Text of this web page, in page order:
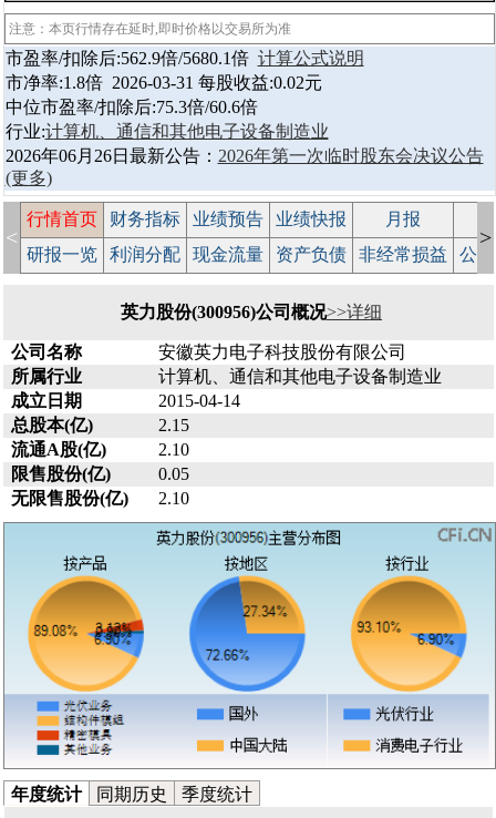
注意：本页行情存在延时,即时价格以交易所为准
市盈率/扣除后:562.9倍/5680.1倍 计算公式说明
市净率:1.8倍 2026-03-31 每股收益:0.02元
中位市盈率/扣除后:75.3倍/60.6倍
行业:计算机、通信和其他电子设备制造业
2026年06月26日最新公告： 2026年第一次临时股东会决议公告
(更多)
<
行情首页 财务指标 业绩预告 业绩快报 月报
研报一览
利润分配 现金流量 资产负债 非经常损益 公
>
英力股份(300956)公司概况>>详细
公司名称
安徽英力电子科技股份有限公司
所属行业
计算机、通信和其他电子设备制造业
成立日期
2015-04-14
总股本(亿)
2.15
流通A股(亿)
2.10
限售股份(亿)
0.05
无限售股份(亿)
2.10
年度统计 同期历史 季度统计